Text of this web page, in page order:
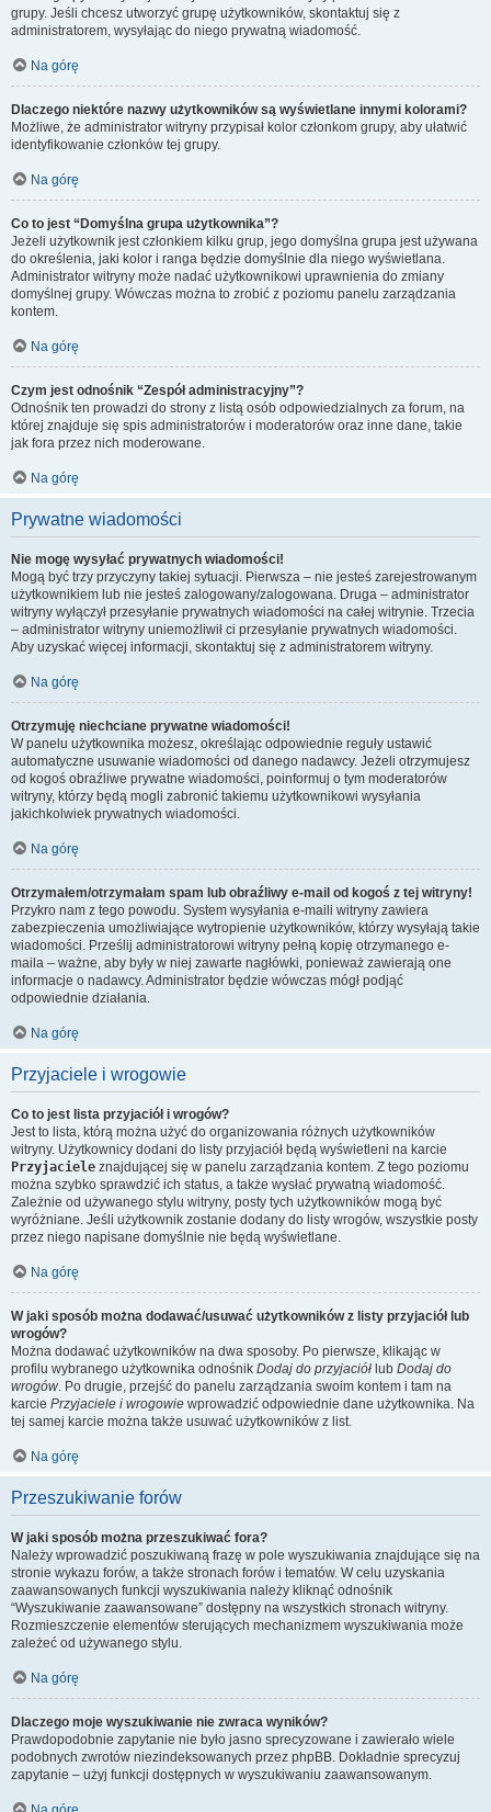
grupy. Jeśli chcesz utworzyć grupę użytkowników, skontaktuj się z
administratorem, wysyłając do niego prywatną wiadomość.
Na górę
Dlaczego niektóre nazwy użytkowników są wyświetlane innymi kolorami?
Możliwe, że administrator witryny przypisał kolor członkom grupy, aby ułatwić
identyfikowanie członków tej grupy.
Na górę
Co to jest “Domyślna grupa użytkownika”?
Jeżeli użytkownik jest członkiem kilku grup, jego domyślna grupa jest używana
do określenia, jaki kolor i ranga będzie domyślnie dla niego wyświetlana.
Administrator witryny może nadać użytkownikowi uprawnienia do zmiany
domyślnej grupy. Wówczas można to zrobić z poziomu panelu zarządzania
kontem.
Na górę
Czym jest odnośnik “Zespół administracyjny”?
Odnośnik ten prowadzi do strony z listą osób odpowiedzialnych za forum, na
której znajduje się spis administratorów i moderatorów oraz inne dane, takie
jak fora przez nich moderowane.
Na górę
Prywatne wiadomości
Nie mogę wysyłać prywatnych wiadomości!
Mogą być trzy przyczyny takiej sytuacji. Pierwsza – nie jesteś zarejestrowanym
użytkownikiem lub nie jesteś zalogowany/zalogowana. Druga – administrator
witryny wyłączył przesyłanie prywatnych wiadomości na całej witrynie. Trzecia
– administrator witryny uniemożliwił ci przesyłanie prywatnych wiadomości.
Aby uzyskać więcej informacji, skontaktuj się z administratorem witryny.
Na górę
Otrzymuję niechciane prywatne wiadomości!
W panelu użytkownika możesz, określając odpowiednie reguły ustawić
automatyczne usuwanie wiadomości od danego nadawcy. Jeżeli otrzymujesz
od kogoś obraźliwe prywatne wiadomości, poinformuj o tym moderatorów
witryny, którzy będą mogli zabronić takiemu użytkownikowi wysyłania
jakichkolwiek prywatnych wiadomości.
Na górę
Otrzymałem/otrzymałam spam lub obraźliwy e-mail od kogoś z tej witryny!
Przykro nam z tego powodu. System wysyłania e-maili witryny zawiera
zabezpieczenia umożliwiające wytropienie użytkowników, którzy wysyłają takie
wiadomości. Prześlij administratorowi witryny pełną kopię otrzymanego e-
maila – ważne, aby były w niej zawarte nagłówki, ponieważ zawierają one
informacje o nadawcy. Administrator będzie wówczas mógł podjąć
odpowiednie działania.
Na górę
Przyjaciele i wrogowie
Co to jest lista przyjaciół i wrogów?
Jest to lista, którą można użyć do organizowania różnych użytkowników
witryny. Użytkownicy dodani do listy przyjaciół będą wyświetleni na karcie
Przyjaciele znajdującej się w panelu zarządzania kontem. Z tego poziomu
można szybko sprawdzić ich status, a także wysłać prywatną wiadomość.
Zależnie od używanego stylu witryny, posty tych użytkowników mogą być
wyróżniane. Jeśli użytkownik zostanie dodany do listy wrogów, wszystkie posty
przez niego napisane domyślnie nie będą wyświetlane.
Na górę
W jaki sposób można dodawać/usuwać użytkowników z listy przyjaciół lub
wrogów?
Można dodawać użytkowników na dwa sposoby. Po pierwsze, klikając w
profilu wybranego użytkownika odnośnik Dodaj do przyjaciół lub Dodaj do
wrogów. Po drugie, przejść do panelu zarządzania swoim kontem i tam na
karcie Przyjaciele i wrogowie wprowadzić odpowiednie dane użytkownika. Na
tej samej karcie można także usuwać użytkowników z list.
Na górę
Przeszukiwanie forów
W jaki sposób można przeszukiwać fora?
Należy wprowadzić poszukiwaną frazę w pole wyszukiwania znajdujące się na
stronie wykazu forów, a także stronach forów i tematów. W celu uzyskania
zaawansowanych funkcji wyszukiwania należy kliknąć odnośnik
“Wyszukiwanie zaawansowane” dostępny na wszystkich stronach witryny.
Rozmieszczenie elementów sterujących mechanizmem wyszukiwania może
zależeć od używanego stylu.
Na górę
Dlaczego moje wyszukiwanie nie zwraca wyników?
Prawdopodobnie zapytanie nie było jasno sprecyzowane i zawierało wiele
podobnych zwrotów niezindeksowanych przez phpBB. Dokładnie sprecyzuj
zapytanie – użyj funkcji dostępnych w wyszukiwaniu zaawansowanym.